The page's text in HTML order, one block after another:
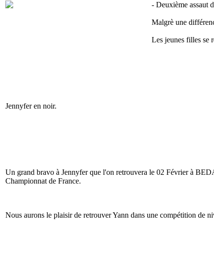
- Deuxième assaut
Malgrè une
Les jeunes filles se
Jennyfer en noir.
Un grand bravo à Jennyfer que l'on retrouvera le 02 Février à
Championnat de France.
Nous aurons le plaisir de retrouver Yann dans une compétition de